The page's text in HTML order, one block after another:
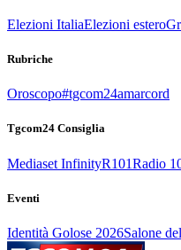
Elezioni ItaliaElezioni estero
Rubriche
Oroscopo#tgcom24amarcord
Tgcom24 Consiglia
Mediaset InfinityR101Radio
Eventi
Identità Golose 2026Salone